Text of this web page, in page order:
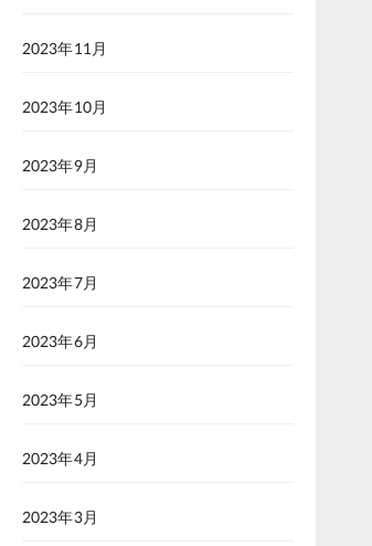
2023年11月
2023年10月
2023年9月
2023年8月
2023年7月
2023年6月
2023年5月
2023年4月
2023年3月